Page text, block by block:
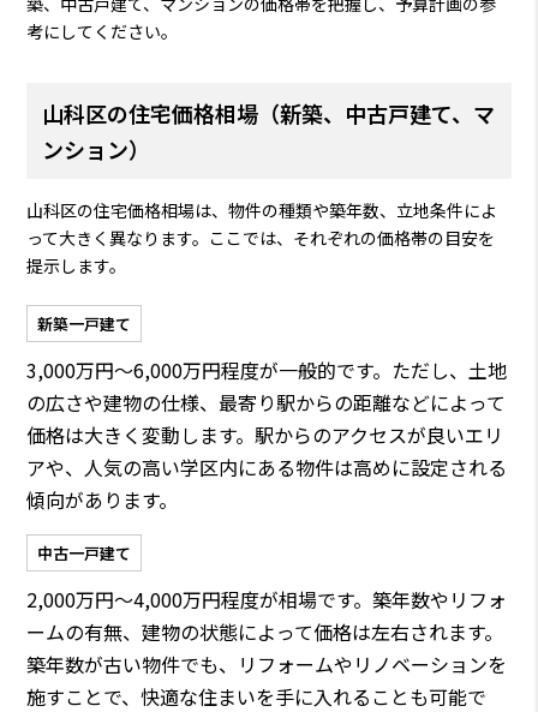
考にしてください。
山科区の住宅価格相場（新築、中古戸建て、マ
ンション）
山科区の住宅価格相場は、物件の種類や築年数、立地条件によ
って大きく異なります。ここでは、それぞれの価格帯の目安を
提示します。
新築一戸建て
3,000万円〜6,000万円程度が一般的です。ただし、土地
の広さや建物の仕様、最寄り駅からの距離などによって
価格は大きく変動します。駅からのアクセスが良いエリ
アや、人気の高い学区内にある物件は高めに設定される
傾向があります。
中古一戸建て
2,000万円〜4,000万円程度が相場です。築年数やリフォ
ームの有無、建物の状態によって価格は左右されます。
築年数が古い物件でも、リフォームやリノベーションを
施すことで、快適な住まいを手に入れることも可能で